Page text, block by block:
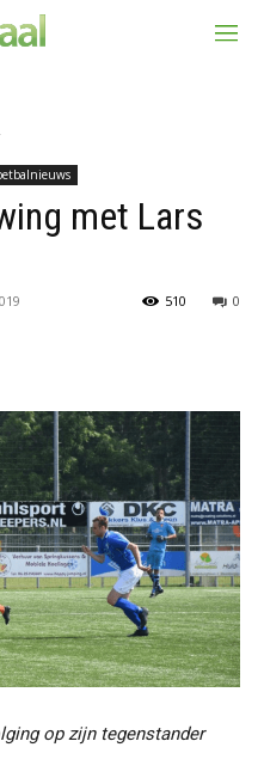
met Lars
0
510
op zijn tegenstander